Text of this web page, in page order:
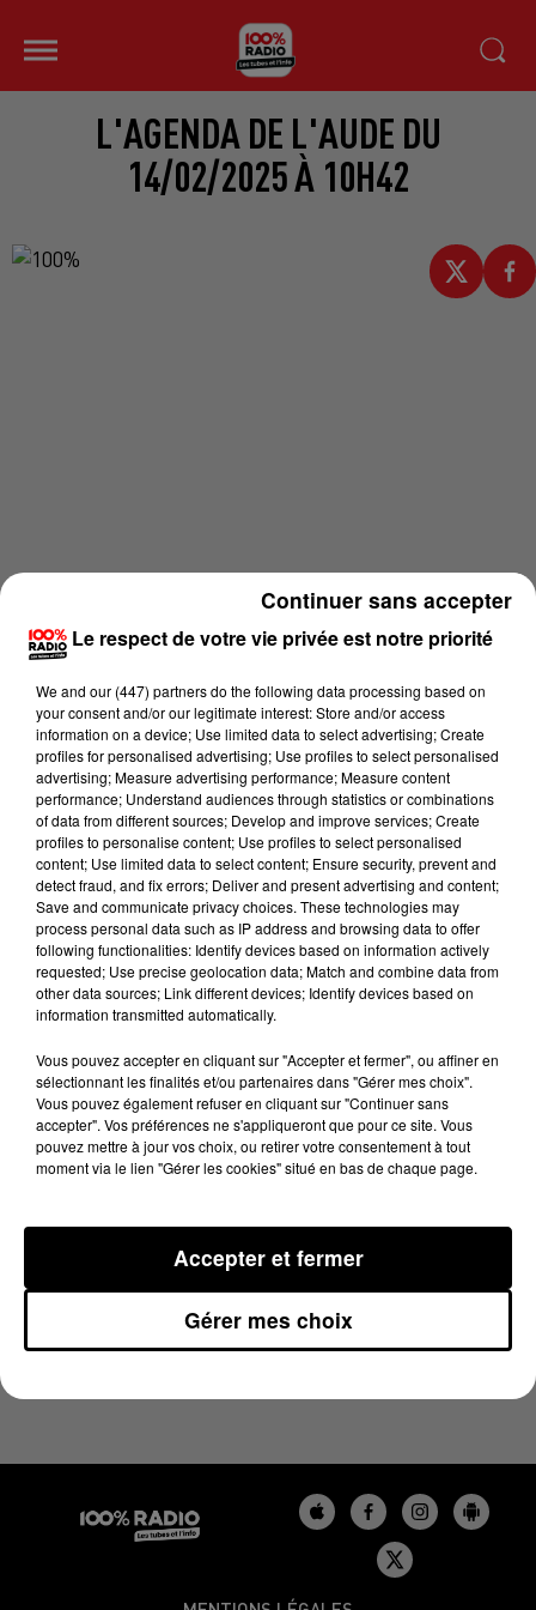
L'AGENDA DE L'AUDE DU
14/02/2025 À 10H42
Lecture (1 min 13 sec)
100%
14 février 2025 - 1 min 13 sec
L'AGENDA DE L'AUDE DU 14/02/2025 À 10H42
Le respect de votre vie privée est notre priorité
We and our (447) partnersdo the following data processing based on
your consent and/or our legitimate interest: Store and/or access
information on a device; Use limited data to select advertising; Create
profiles for personalised advertising; Use profiles to select personalised
advertising; Measure advertising performance; Measure content
performance; Understand audiences through statistics or combinations
of data from different sources; Develop and improve services; Create
profiles to personalise content; Use profiles to select personalised
content; Use limited data to select content; Ensure security, prevent and
detect fraud, and fix errors; Deliver and present advertising and content;
Save and communicate privacy choices. These technologies may
process personal data such as IP address and browsing data to offer
following functionalities: Identify devices based on information actively
requested; Use precise geolocation data; Match and combine data from
other data sources; Link different devices; Identify devices based on
information transmitted automatically.
Vous pouvez accepter en cliquant sur "Accepter et fermer", ou affiner en
sélectionnant les finalités et/ou partenaires dans "Gérer mes choix".
Vous pouvez également refuser en cliquant sur "Continuer sans
accepter". Vos préférences ne s'appliqueront que pour ce site. Vous
pouvez mettre à jour vos choix, ou retirer votre consentement à tout
moment via le lien "Gérer les cookies" situé en bas de chaque page.
Gérer mes choix
Accepter et fermer
Continuer sans accepter